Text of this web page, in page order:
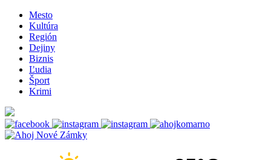
Mesto
Kultúra
Región
Dejiny
Biznis
Ľudia
Šport
Krimi